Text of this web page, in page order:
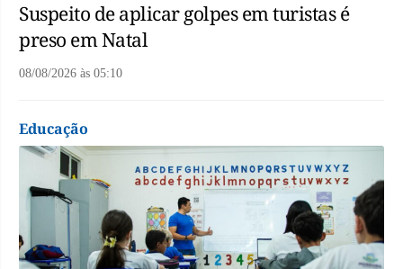
Suspeito de aplicar golpes em turistas é
preso em Natal
08/08/2026 às 05:10
Educação